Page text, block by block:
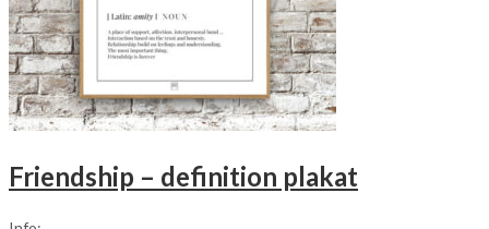
Friendship – definition plakat